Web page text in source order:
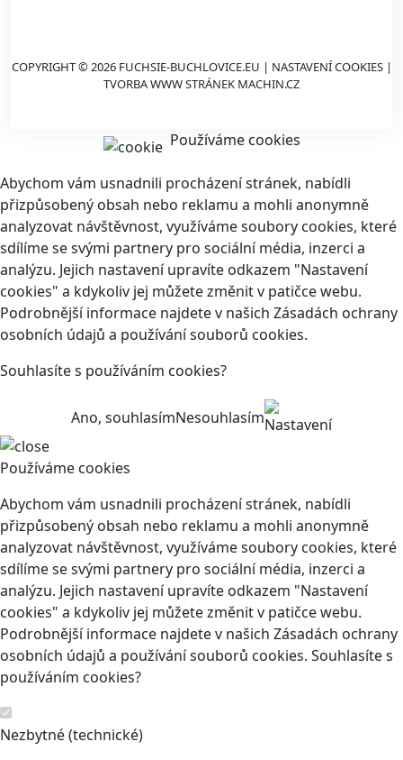
COPYRIGHT © 2026 FUCHSIE-BUCHLOVICE.EU | NASTAVENÍ COOKIES|
TVORBA WWW STRÁNEK MACHIN.CZ
Používáme cookies
Abychom vám usnadnili procházení stránek, nabídli
přizpůsobený obsah nebo reklamu a mohli anonymně
analyzovat návštěvnost, využíváme soubory cookies, které
sdílíme se svými partnery pro sociální média, inzerci a
analýzu. Jejich nastavení upravíte odkazem "Nastavení
cookies" a kdykoliv jej můžete změnit v patičce webu.
Podrobnější informace najdete v našich Zásadách ochrany
osobních údajů a používání souborů cookies.
Souhlasíte s používáním cookies?
Ano, souhlasímNesouhlasímNastavení
Používáme cookies
Abychom vám usnadnili procházení stránek, nabídli
přizpůsobený obsah nebo reklamu a mohli anonymně
analyzovat návštěvnost, využíváme soubory cookies, které
sdílíme se svými partnery pro sociální média, inzerci a
analýzu. Jejich nastavení upravíte odkazem "Nastavení
cookies" a kdykoliv jej můžete změnit v patičce webu.
Podrobnější informace najdete v našich Zásadách ochrany
osobních údajů a používání souborů cookies. Souhlasíte s
používáním cookies?
Nezbytné (technické)